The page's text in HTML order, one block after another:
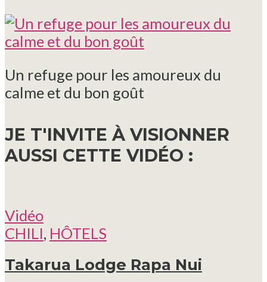
Un refuge pour les amoureux du
calme et du bon goût
JE T'INVITE À VISIONNER
AUSSI CETTE VIDÉO :
Vidéo
CHILI, HÔTELS
Takarua Lodge Rapa Nui